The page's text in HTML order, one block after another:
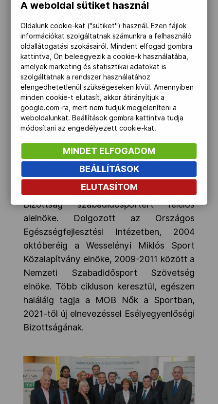
Az ELTE-n matematika-fizika szakon
végzett, majd a TF-en szakedzői és
sportszervezői diplomát is szerzett.
1989-től mesteredző.
Sportvezetőként 1980 és 1990 között a
kapitánya, az 1990-es években a
Nemzetközi Tájfutó Szövetség elnökségi
tagja. MOB-tagként, elnökségi tagként
2012 és 2014 között a Magyar Olimpiai
Bizottság szabadidősportért felelős
alelnöke. Dolgozott az Országos
Egészségfejlesztési Intézetben, 2004
októberéig a Wesselényi Miklós Sport
Közalapítvány elnöke, 2009-2011 között a
Nemzeti Szabadidősport Szövetség
elnöke. Több cikluson keresztül, egészen
haláláig tagja a MOB Nők a Sportban,
2021-től új elnevezéssel Esélyegyenlőségi
Bizottságának.
A weboldal sütiket használ
Oldalunk cookie-kat ("sütiket") használ. Ezen fájlok
információkat szolgáltatnak számunkra a felhasználó
oldallátogatási szokásairól. Mindent elfogad gombra
kattintva, Ön beleegyezik a cookie-k használatába,
amelyek marketing és statisztikai adatokat is
szolgáltatnak a rendszer használatához
elengedhetetlenül szükségeseken kívül. Amennyiben
minden cookie-t elutasít, akkor átirányítjuk a
google.com-ra, mert nem tudjuk megjeleníteni a
weboldalunkat. Beállítások gombra kattintva tudja
módosítani az engedélyezett cookie-kat.
MINDET ELFOGADOM
BEÁLLÍTÁSOK
ELUTASÍTOM